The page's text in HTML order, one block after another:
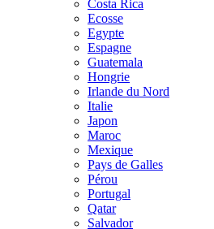
Costa Rica
Ecosse
Egypte
Espagne
Guatemala
Hongrie
Irlande du Nord
Italie
Japon
Maroc
Mexique
Pays de Galles
Pérou
Portugal
Qatar
Salvador